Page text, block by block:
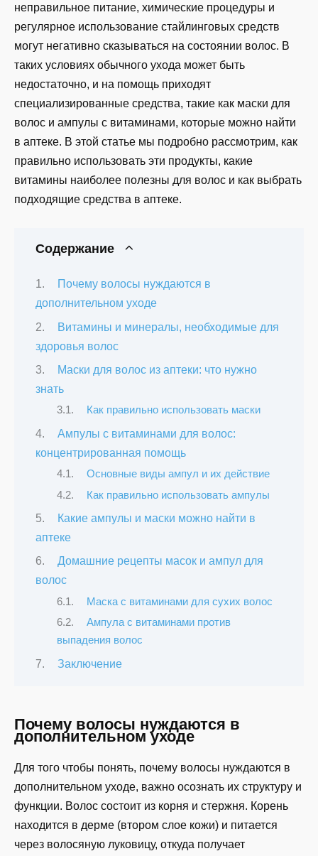
неправильное питание, химические процедуры и
регулярное использование стайлинговых средств
могут негативно сказываться на состоянии волос. В
таких условиях обычного ухода может быть
недостаточно, и на помощь приходят
специализированные средства, такие как маски для
волос и ампулы с витаминами, которые можно найти
в аптеке. В этой статье мы подробно рассмотрим, как
правильно использовать эти продукты, какие
витамины наиболее полезны для волос и как выбрать
подходящие средства в аптеке.
Содержание
Почему волосы нуждаются в
дополнительном уходе
Витамины и минералы, необходимые для
здоровья волос
Маски для волос из аптеки: что нужно
знать
Как правильно использовать маски
Ампулы с витаминами для волос:
концентрированная помощь
Основные виды ампул и их действие
Как правильно использовать ампулы
Какие ампулы и маски можно найти в
аптеке
Домашние рецепты масок и ампул для
волос
Маска с витаминами для сухих волос
Ампула с витаминами против
выпадения волос
Заключение
Почему волосы нуждаются в
дополнительном уходе
Для того чтобы понять, почему волосы нуждаются в
дополнительном уходе, важно осознать их структуру и
функции. Волос состоит из корня и стержня. Корень
находится в дерме (втором слое кожи) и питается
через волосяную луковицу, откуда получает